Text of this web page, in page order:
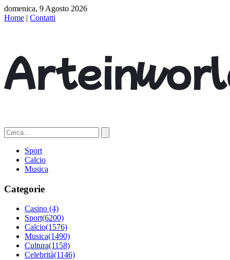
domenica, 9 Agosto 2026
Home | Contatti
Sport
Calcio
Musica
Categorie
Casino (4)
Sport(6200)
Calcio(1576)
Musica(1490)
Cultura(1158)
Celebrità(1146)